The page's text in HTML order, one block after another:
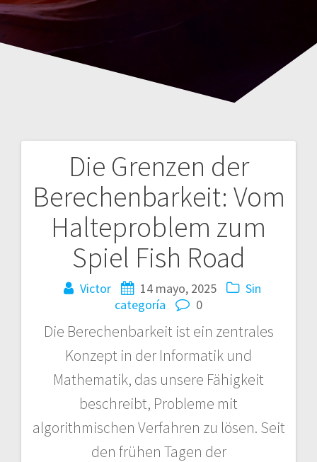
Die Grenzen der
Berechenbarkeit: Vom
Halteproblem zum
Spiel Fish Road
Victor 14 mayo, 2025
Sin
categoría
0
Die Berechenbarkeit ist ein zentrales
Konzept in der Informatik und
Mathematik, das unsere Fähigkeit
beschreibt, Probleme mit
algorithmischen Verfahren zu lösen. Seit
den frühen Tagen der
Navegación
de
entradas